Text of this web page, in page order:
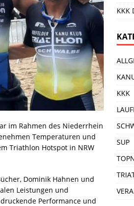
im Rahmen des Niederrhein
Temperaturen und
Triathlon Hotspot in NRW
Dominik Hahnen und
Leistungen und
Performance und
KKK
KKK
SUP